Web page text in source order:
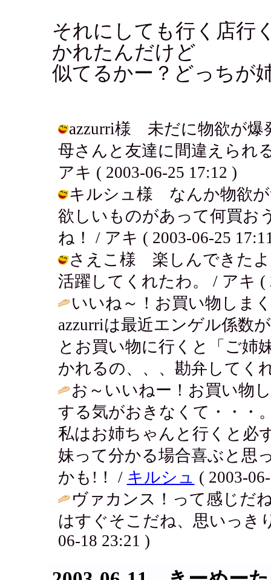
それにしても行く店行
かれたんだけど
似てるかー？どっちが
azzurri様 未だに物欲が爆
母さんと友達に間違えられ
アキ ( 2003-06-25 17:12 )
キルシュ様 なんか物欲が
欲しいものがあって何買お
ね！ / アキ ( 2003-06-25
さえこ様 楽しんできたよ
活躍してくれたわ。 / アキ (
いいね～！お買い物しま
azzurriは最近エンゲル係数
とお買い物に行くと「ご姉
かれるの、、、勘弁してく
お～いいねー！お買い物
する気がおきなくて・・・
私はお姉ちゃんと行くと必
妹って分かる場合喜ぶと思
かも!！ / キルシュ ( 2003-
ヴァカンス！って感じだ
はすぐそこだね、思いっき
06-18 23:21 )